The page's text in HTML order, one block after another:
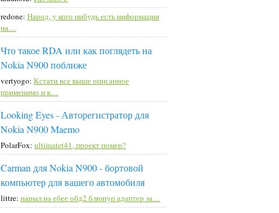
redone: Народ, у кого нибудь есть информация
на…
Что такое RDA или как поглядеть на
Nokia N900 поближе
vertyogo: Кстати все выше описанное
применимо и к…
Looking Eyes - Авторегистратор для
Nokia N900 Maemo
PolarFox: ultimatet41, проект помер?
Carman для Nokia N900 - бортовой
компьютер для вашего автомобиля
littre: нарыл на ебее обд2 блюпуп адаптер за…